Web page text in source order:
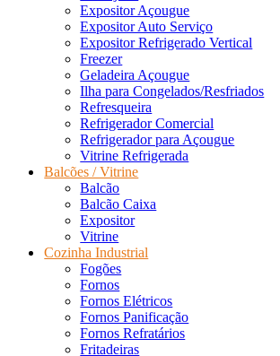
Expositor Açougue
Expositor Auto Serviço
Expositor Refrigerado Vertical
Freezer
Geladeira Açougue
Ilha para Congelados/Resfriados
Refresqueira
Refrigerador Comercial
Refrigerador para Açougue
Vitrine Refrigerada
Balcões / Vitrine
Balcão
Balcão Caixa
Expositor
Vitrine
Cozinha Industrial
Fogões
Fornos
Fornos Elétricos
Fornos Panificação
Fornos Refratários
Fritadeiras